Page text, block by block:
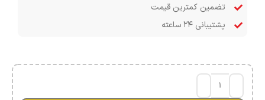
تضمین کمترین قیمت
پشتیبانی ۲۴ ساعته